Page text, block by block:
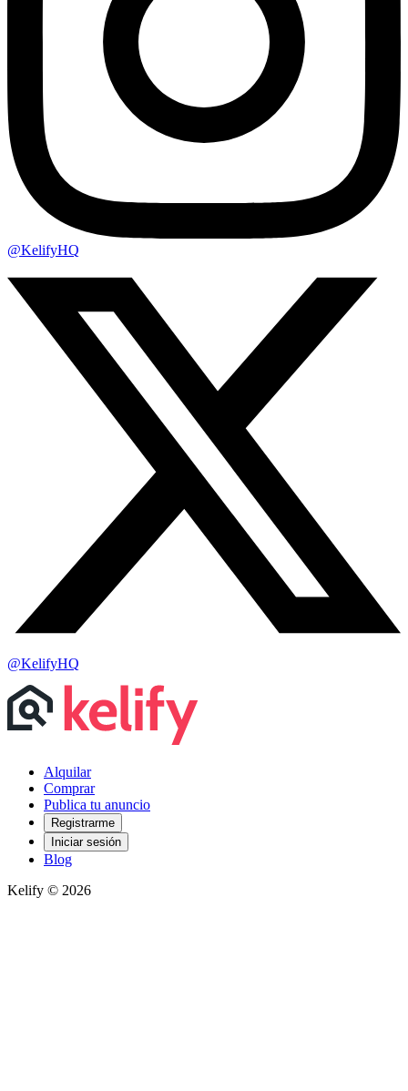
@KelifyHQ
@KelifyHQ
Alquilar
Comprar
Publica tu anuncio
Registrarme
Iniciar sesión
Blog
Kelify © 2026